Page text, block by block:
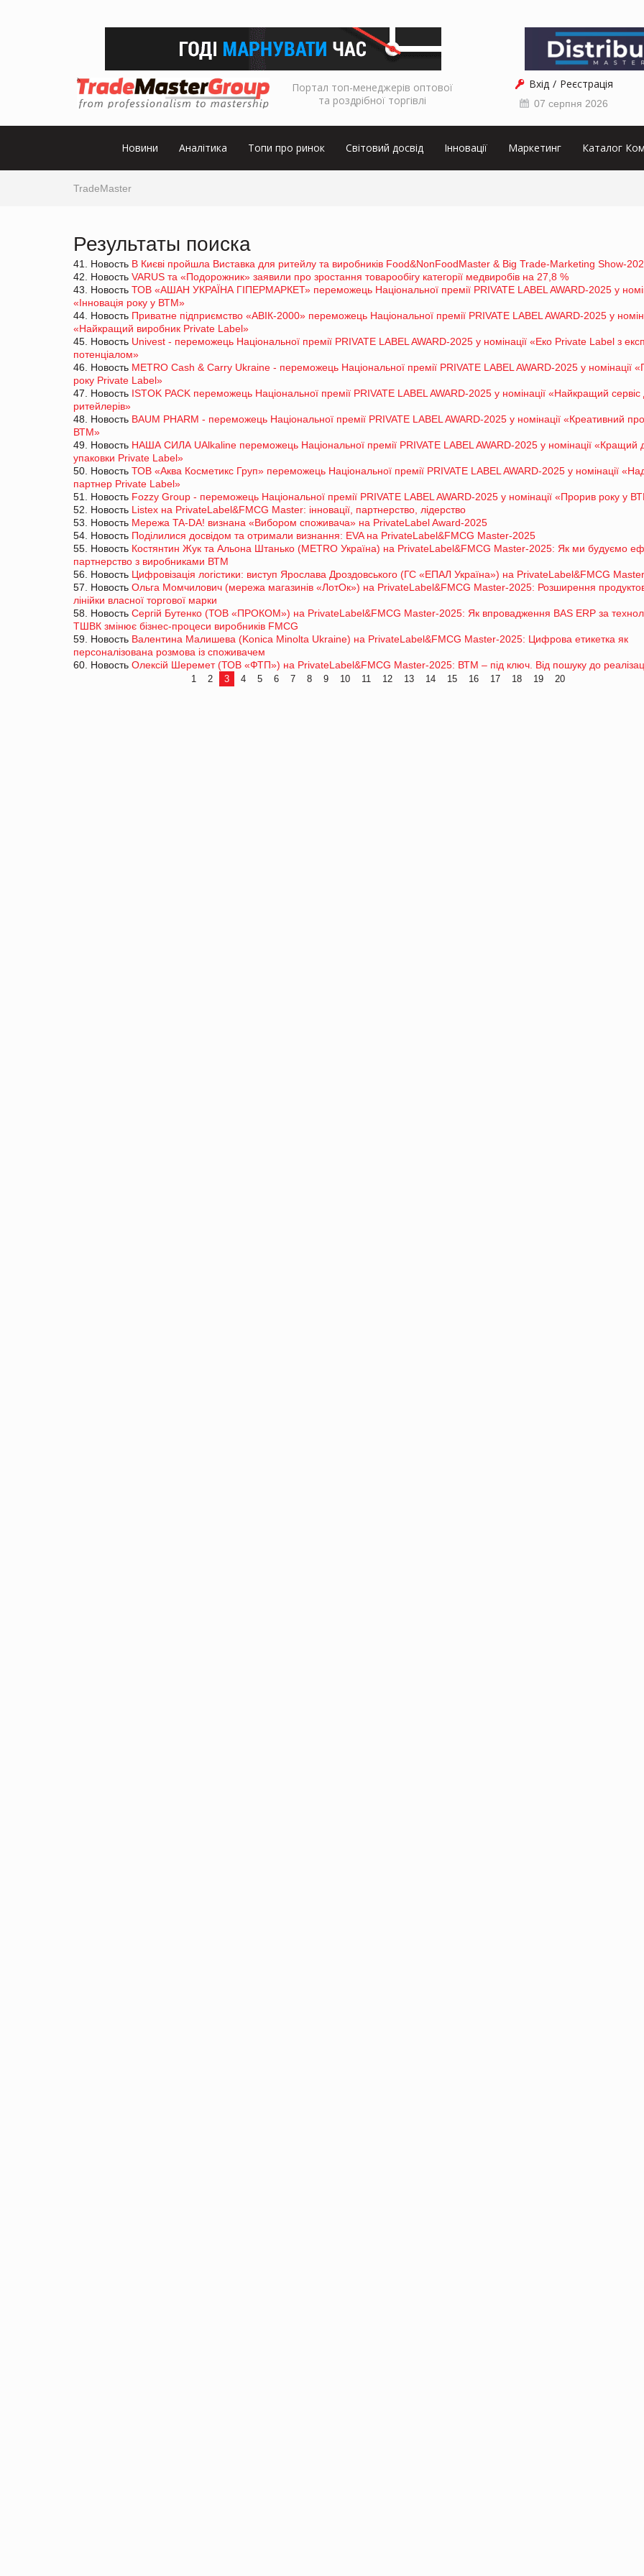
Портал топ-менеджерів оптової
та роздрібної торгівлі
Вхід Реєстрація
07 серпня 2026
Новини Аналітика Топи про ринок Світовий досвід Інновації Маркетинг Каталог
TradeMaster
Результаты поиска
41. Новость В Києві пройшла Виставка для ритейлу та виробників Food&NonFoodMaster & Big Trade-Marketing Show-
42. Новость VARUS та «Подорожник» заявили про зростання товарообігу категорії медвиробів на 27,8 %
43. Новость ТОВ «АШАН УКРАЇНА ГІПЕРМАРКЕТ» переможець Національної премії PRIVATE LABEL AWARD-2025 у
«Інновація року у ВТМ»
44. Новость Приватне підприємство «АВІК-2000» переможець Національної премії PRIVATE LABEL AWARD-2025 у
«Найкращий виробник Private Label»
45. Новость Univest - переможець Національної премії PRIVATE LABEL AWARD-2025 у номінації «Еко Private Label з
потенціалом»
46. Новость METRO Cash & Carry Ukraine - переможець Національної премії PRIVATE LABEL AWARD-2025 у номінації
року Private Label»
47. Новость ISTOK PACK переможець Національної премії PRIVATE LABEL AWARD-2025 у номінації «Найкращий сервіс
ритейлерів»
48. Новость BAUM PHARM - переможець Національної премії PRIVATE LABEL AWARD-2025 у номінації «Креативний
ВТМ»
49. Новость НАША СИЛА UAlkaline переможець Національної премії PRIVATE LABEL AWARD-2025 у номінації «Кращий
упаковки Private Label»
50. Новость ТОВ «Аква Косметикс Груп» переможець Національної премії PRIVATE LABEL AWARD-2025 у номінації
партнер Private Label»
51. Новость Fozzy Group - переможець Національної премії PRIVATE LABEL AWARD-2025 у номінації «Прорив року у
52. Новость Listex на PrivateLabel&FMCG Master: інновації, партнерство, лідерство
53. Новость Мережа TA-DA! визнана «Вибором споживача» на PrivateLabel Award-2025
54. Новость Поділилися досвідом та отримали визнання: EVA на PrivateLabel&FMCG Master-2025
55. Новость Костянтин Жук та Альона Штанько (METRO Україна) на PrivateLabel&FMCG Master-2025: Як ми будуємо
партнерство з виробниками ВТМ
56. Новость Цифровізація логістики: виступ Ярослава Дроздовського (ГС «ЕПАЛ Україна») на PrivateLabel&FMCG
57. Новость Ольга Момчилович (мережа магазинів «ЛотОк») на PrivateLabel&FMCG Master-2025: Розширення
лінійки власної торгової марки
58. Новость Сергій Бутенко (ТОВ «ПРОКОМ») на PrivateLabel&FMCG Master-2025: Як впровадження BAS ERP за
ТШВК змінює бізнес-процеси виробників FMCG
59. Новость Валентина Малишева (Konica Minolta Ukraine) на PrivateLabel&FMCG Master-2025: Цифрова етикетка як
персоналізована розмова із споживачем
60. Новость Олексій Шеремет (ТОВ «ФТП») на PrivateLabel&FMCG Master-2025: ВТМ – під ключ. Від пошуку до
1 2 3 4 5 6 7 8 9 10 11 12 13 14 15 16 17 18 19 20